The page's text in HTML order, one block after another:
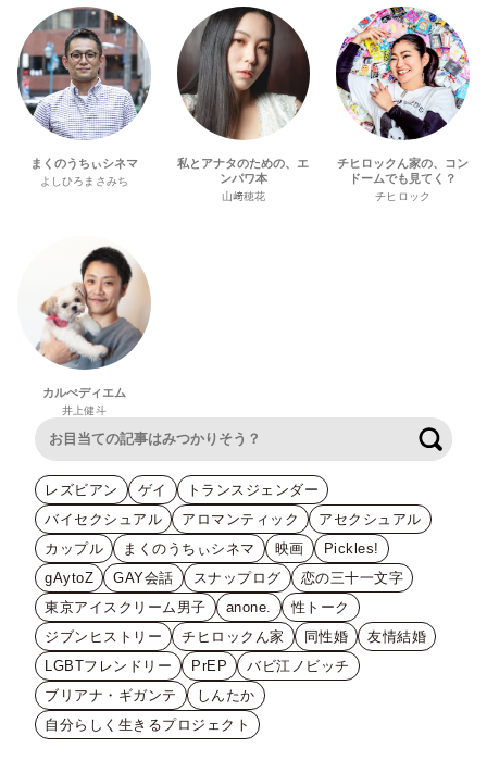
まくのうちぃシネマ
よしひろまさみち
私とアナタのための、エ
ンパワ本
山﨑穂花
チヒロックん家の、コン
ドームでも見てく？
チヒロック
カルぺディエム
井上健斗
レズビアン ゲイ
トランスジェンダー
バイセクシュアル
アロマンティック
アセクシュアル
カップル
まくのうちぃシネマ 映画
Pickles!
gAytoZ
GAY会話 スナップログ
恋の三十一文字
東京アイスクリーム男子
anone.
性トーク
ジブンヒストリー
チヒロックん家 同性婚
友情結婚
LGBTフレンドリー
PrEP
バビ江ノビッチ
ブリアナ・ギガンテ
しんたか
自分らしく生きるプロジェクト